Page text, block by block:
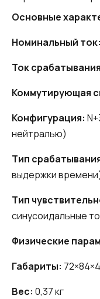
Основные
Номинальный ток:
Ток
Коммутирующая
Конфигурация:
нейтралью)
Тип
выдержки
Тип
синусоидальные
Физические
Габариты:
Вес: 0,37 кг